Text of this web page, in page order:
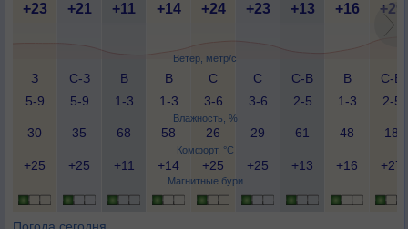
Ветер, метр/с
Влажность, %
Комфорт, °C
Магнитные бури
+23 +21 +11 +14 +24 +23 +13 +16 +29
З
5-9
С-З
5-9
В
1-3
В
1-3
С
3-6
С
3-6
С-В
2-5
В
1-3
С-В
2-5
30 35 68 58 26 29 61 48 18
+25 +25 +11 +14 +25 +25 +13 +16 +27